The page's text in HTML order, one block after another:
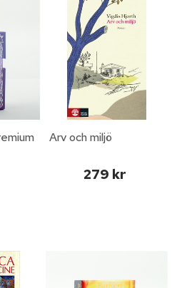
Arv och miljö
279 kr